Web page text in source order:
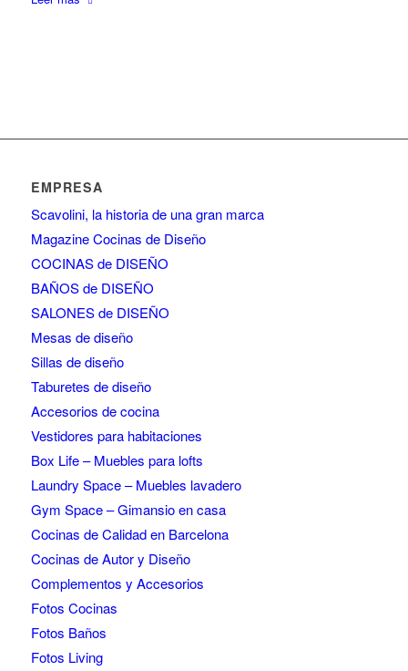
EMPRESA
Scavolini, la historia de una gran marca
Magazine Cocinas de Diseño
COCINAS de DISEÑO
BAÑOS de DISEÑO
SALONES de DISEÑO
Mesas de diseño
Sillas de diseño
Taburetes de diseño
Accesorios de cocina
Vestidores para habitaciones
Box Life – Muebles para lofts
Laundry Space – Muebles lavadero
Gym Space – Gimansio en casa
Cocinas de Calidad en Barcelona
Cocinas de Autor y Diseño
Complementos y Accesorios
Fotos Cocinas
Fotos Baños
Fotos Living